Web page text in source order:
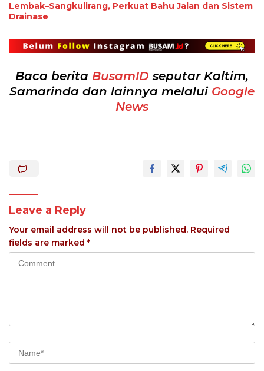
Lembak–Sangkulirang, Perkuat Bahu Jalan dan Sistem
Drainase
Baca berita BusamID seputar Kaltim,
Samarinda dan lainnya melalui Google
News
Leave a Reply
Your email address will not be published. Required
fields are marked *